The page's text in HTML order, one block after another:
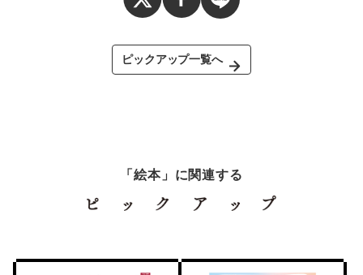
ピックアップ一覧へ
「絵本」に関連する